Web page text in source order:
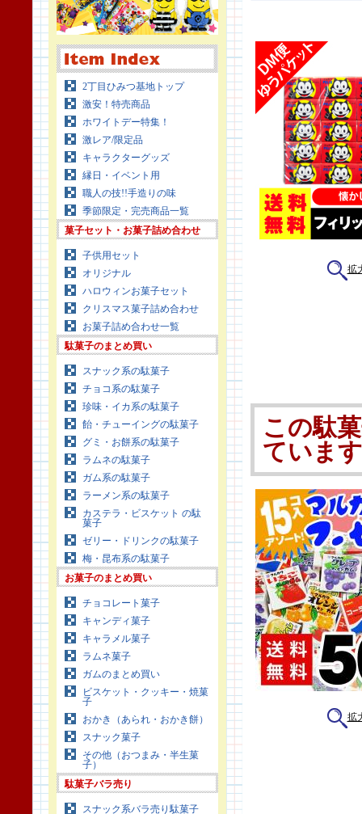
2丁目ひみつ基地トップ
激安！特売商品
ホワイトデー特集！
激レア/限定品
キャラクターグッズ
縁日・イベント用
職人の技!!手造りの味
季節限定・完売商品一覧
菓子セット・お菓子詰め合わせ
子供用セット
オリジナル
ハロウィンお菓子セット
クリスマス菓子詰め合わせ
お菓子詰め合わせ一覧
駄菓子のまとめ買い
スナック系の駄菓子
チョコ系の駄菓子
珍味・イカ系の駄菓子
飴・チューイングの駄菓子
グミ・お餅系の駄菓子
ラムネの駄菓子
ガム系の駄菓子
ラーメン系の駄菓子
カステラ・ビスケット の駄
菓子
ゼリー・ドリンクの駄菓子
梅・昆布系の駄菓子
お菓子のまとめ買い
チョコレート菓子
キャンディ菓子
キャラメル菓子
ラムネ菓子
ガムのまとめ買い
ビスケット・クッキー・焼菓
子
おかき（あられ・おかき餅）
スナック菓子
その他（おつまみ・半生菓
子）
駄菓子バラ売り
スナック系バラ売り駄菓子
拡
この駄
ていま
拡